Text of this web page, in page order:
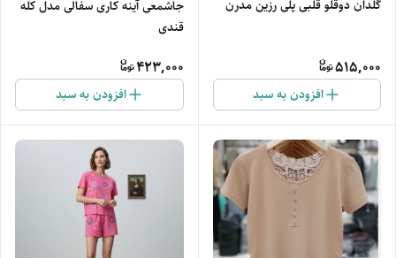
گلدان دوقلو قلبی پلی رزین مدرن
515,000
افزودن به سبد
جاشمعی آینه کاری سفالی مدل کله
قندی
423,000
افزودن به سبد